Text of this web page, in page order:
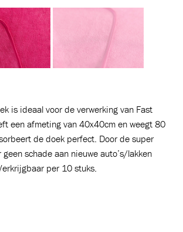
is ideaal voor de verwerking van Fast
een afmeting van 40x40cm en weegt 80
de doek perfect. Door de super
geen schade aan nieuwe auto’s/lakken
per 10 stuks.
aan winkelwagen